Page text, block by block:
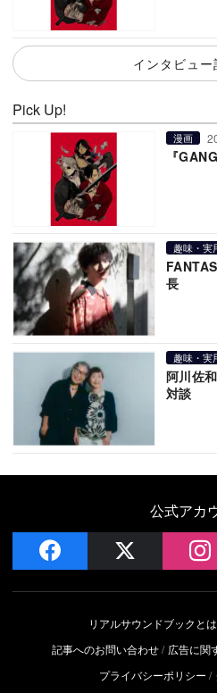
インタビュ
Pick Up!
漫画
『
趣味・実
長
趣味・実
阿川佐
対談
公式アカ
facebook
リアルサウンドブックとは
記事へのお問い合わせ
広告に関
プライバシーポリシー